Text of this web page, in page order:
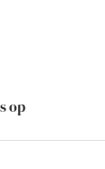
op